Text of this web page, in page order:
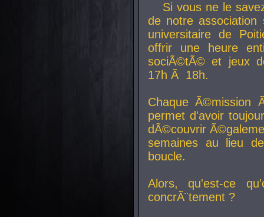
Si vous ne le
de notre
universitaire de
offrir une heure
sociÃ©tÃ© et jeux
17h Ã 18h.
Chaque Ã©mission
permet d'avoir
dÃ©couvrir
semaines au lieu
boucle.
Alors, qu'est-ce
concrÃ¨tement ?